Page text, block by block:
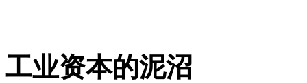
工业资本的泥沼